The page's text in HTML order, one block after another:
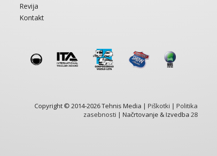
Revija
Kontakt
Copyright © 2014-2026 Tehnis Media | Piškotki | Politika
zasebnosti | Načrtovanje & Izvedba 28